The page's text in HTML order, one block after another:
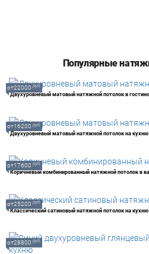
Популярные
Двухуровневый матовый натяжной потолок в
от22000 руб.
Двухуровневый матовый натяжной потолок на кухню
от16200 руб.
Коричневый комбинированный натяжной потолок в
от17600 руб.
Классический сатиновый натяжной потолок на кухню
от25200 руб.
от28800 руб.